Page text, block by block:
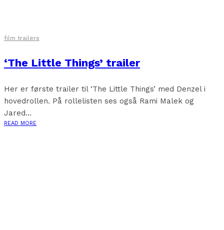
film trailers
‘The Little Things’ trailer
Her er første trailer til ‘The Little Things’ med Denzel i
hovedrollen. På rollelisten ses også Rami Malek og
Jared...
READ MORE